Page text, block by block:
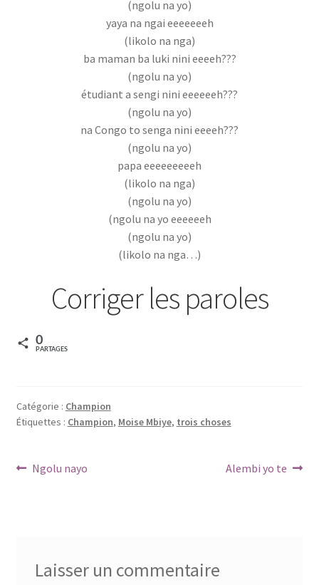
(ngolu na yo)
yaya na ngai eeeeeeeh
(likolo na nga)
ba maman ba luki nini eeeeh???
(ngolu na yo)
étudiant a sengi nini eeeeeeh???
(ngolu na yo)
na Congo to senga nini eeeeh???
(ngolu na yo)
papa eeeeeeeeeh
(likolo na nga)
(ngolu na yo)
(ngolu na yo eeeeeeh
(ngolu na yo)
(likolo na nga…)
Corriger les paroles
0
PARTAGES
Catégorie : Champion
Étiquettes : Champion, Moise Mbiye, trois choses
Navigation
Article
Ngolu nayo
Article
Alembi yo te
Laisser un commentaire